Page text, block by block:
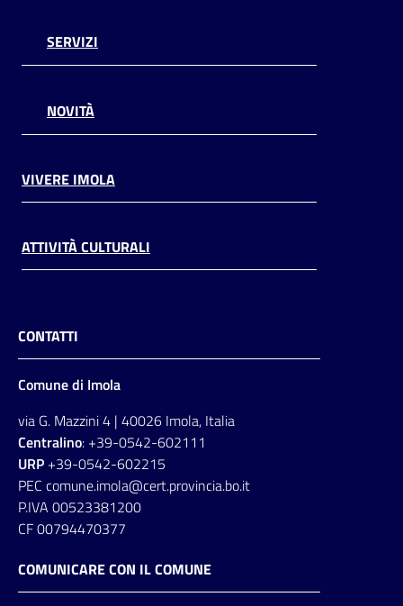
SERVIZI
NOVITÀ
VIVERE IMOLA
ATTIVITÀ CULTURALI
CONTATTI
Comune di Imola
via G. Mazzini 4 | 40026 Imola, Italia
Centralino: +39-0542-602111
URP +39-0542-602215
PEC comune.imola@cert.provincia.bo.it
P.IVA 00523381200
CF 00794470377
COMUNICARE CON IL COMUNE